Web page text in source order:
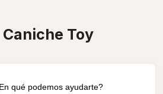
Caniche Toy
qué podemos ayudarte?